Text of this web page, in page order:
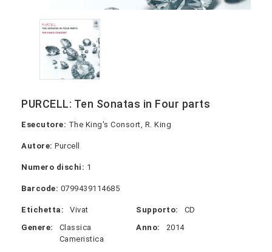
PURCELL: Ten Sonatas in Four parts
Esecutore: The King's Consort, R. King
Autore: Purcell
Numero dischi: 1
Barcode: 0799439114685
Etichetta: Vivat Supporto:
CD
Genere:
Classica
Cameristica
Anno: 2014